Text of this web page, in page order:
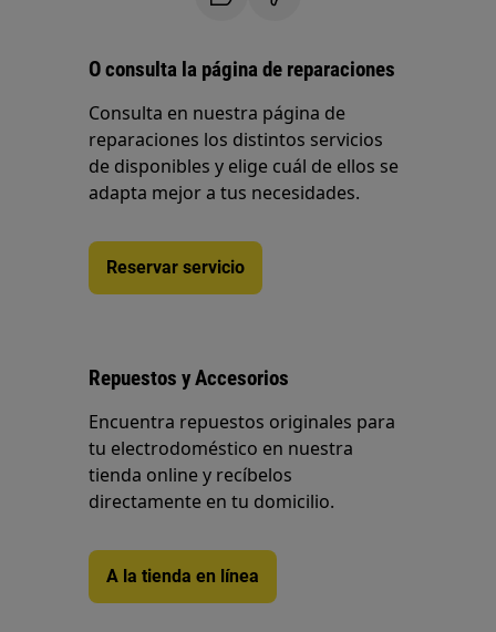
O consulta la página de reparaciones
Consulta en nuestra página de
reparaciones los distintos servicios
de disponibles y elige cuál de ellos se
adapta mejor a tus necesidades.
Reservar servicio
Repuestos y Accesorios
Encuentra repuestos originales para
tu electrodoméstico en nuestra
tienda online y recíbelos
directamente en tu domicilio.
A la tienda en línea